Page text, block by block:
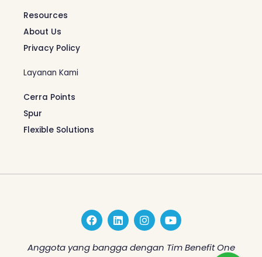
Resources
About Us
Privacy Policy
Layanan Kami
Cerra Points
Spur
Flexible Solutions
F
a
c
e
L
i
n
k
I
n
s
t
Y
o
u
t
Anggota yang bangga dengan Tim Benefit One